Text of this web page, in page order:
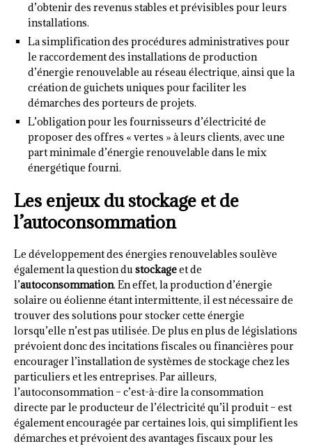
d’obtenir des revenus stables et prévisibles pour leurs
installations.
La simplification des procédures administratives pour
le raccordement des installations de production
d’énergie renouvelable au réseau électrique, ainsi que la
création de guichets uniques pour faciliter les
démarches des porteurs de projets.
L’obligation pour les fournisseurs d’électricité de
proposer des offres « vertes » à leurs clients, avec une
part minimale d’énergie renouvelable dans le mix
énergétique fourni.
Les enjeux du stockage et de
l’autoconsommation
Le développement des énergies renouvelables soulève
également la question dustockageet de
l’autoconsommation. En effet, la production d’énergie
solaire ou éolienne étant intermittente, il est nécessaire de
trouver des solutions pour stocker cette énergie
lorsqu’elle n’est pas utilisée. De plus en plus de législations
prévoient donc des incitations fiscales ou financières pour
encourager l’installation de systèmes de stockage chez les
particuliers et les entreprises. Par ailleurs,
l’autoconsommation – c’est-à-dire la consommation
directe par le producteur de l’électricité qu’il produit – est
également encouragée par certaines lois, qui simplifient les
démarches et prévoient des avantages fiscaux pour les